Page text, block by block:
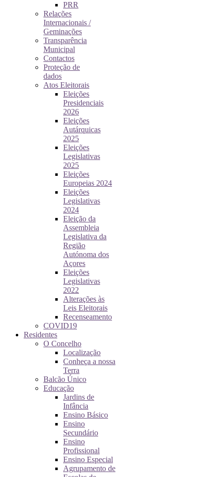
PRR
Relações
Internacionais /
Geminações
Transparência
Municipal
Contactos
Proteção de
dados
Atos Eleitorais
Eleições
Presidenciais
2026
Eleições
Autárquicas
2025
Eleições
Legislativas
2025
Eleições
Europeias 2024
Eleições
Legislativas
2024
Eleição da
Assembleia
Legislativa da
Região
Autónoma dos
Açores
Eleições
Legislativas
2022
Alterações às
Leis Eleitorais
Recenseamento
COVID19
Residentes
O Concelho
Localização
Conheça a nossa
Terra
Balcão Único
Educação
Jardins de
Infância
Ensino Básico
Ensino
Secundário
Ensino
Profissional
Ensino Especial
Agrupamento de